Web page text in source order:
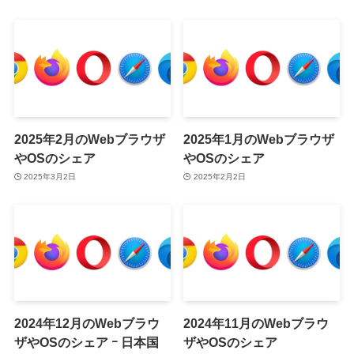
2025年2月のWebブラウザ
やOSのシェア
2025年3月2日
2025年1月のWebブラウザ
やOSのシェア
2025年2月2日
2024年12月のWebブラウ
ザやOSのシェア ｰ 日本国
2024年11月のWebブラウ
ザやOSのシェア